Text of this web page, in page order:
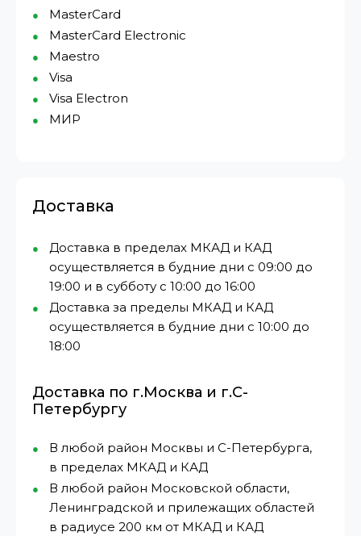
MasterCard
MasterCard Electronic
Maestro
Visa
Visa Electron
МИР⁠
Доставка
Доставка в пределах МКАД и КАД
осуществляется в будние дни с 09:00 до
19:00 и в субботу с 10:00 до 16:00
Доставка за пределы МКАД и КАД
осуществляется в будние дни с 10:00 до
18:00
Доставка по г.Москва и г.С-
Петербургу
В любой район Москвы и С-Петербурга,
в пределах МКАД и КАД
В любой район Московской области,
Ленинградской и прилежащих областей
в радиусе 200 км от МКАД и КАД